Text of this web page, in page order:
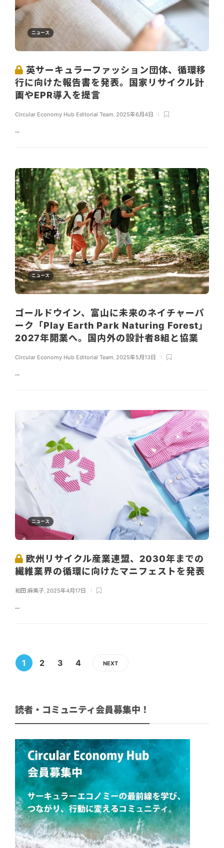
ニュース
英サーキュラーファッション団体、循環移
行に向けた報告書を発表。国家リサイクル計
画やEPR導入を提言
Circular Economy Hub Editorial Team, 2025年6月4日
...
ニュース
ゴールドウイン、富山に未来のネイチャーパ
ーク「Play Earth Park Naturing Forest」
2027年開業へ。国内外の設計者8組と協業
Circular Economy Hub Editorial Team 2025年5月13日
...
ニュース
欧州リサイクル産業連盟、2030年までの
繊維業界の循環に向けたマニフェストを発表
和田 麻美子 2025年4月17日
...
1 2 3 4 NEXT
読者・コミュニティ会員募集中！